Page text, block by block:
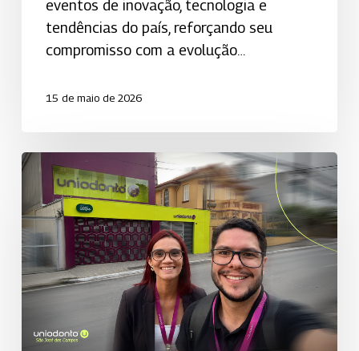
eventos de inovação, tecnologia e
tendências do país, reforçando seu
compromisso com a evolução…
15 de maio de 2026
Gestores
Uniodonto
de
São
José
dos
participam